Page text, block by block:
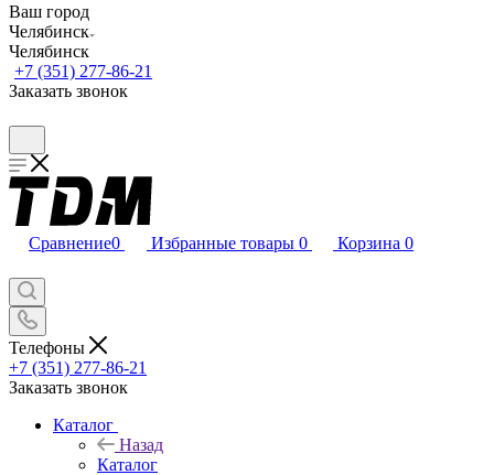
Ваш город
Челябинск
Челябинск
+7 (351) 277-86-21
Заказать звонок
Сравнение0 Избранные товары 0 Корзина 0
Телефоны
+7 (351) 277-86-21
Заказать звонок
Каталог
Назад
Каталог